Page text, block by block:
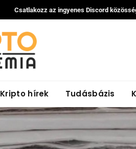
Csatlakozz az ingyenes Discord
Kripto hírek Tudásbázis